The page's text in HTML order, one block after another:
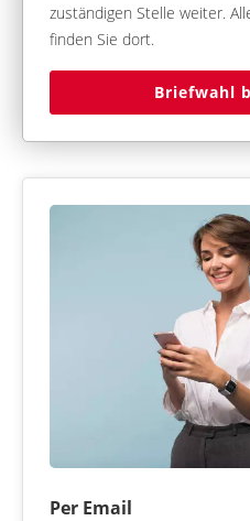
zuständigen Stelle weiter.
finden Sie dort.
Briefwahl
Per Email